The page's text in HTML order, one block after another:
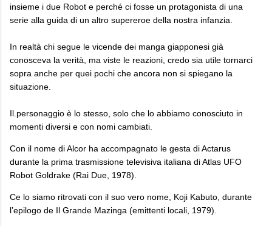
insieme i due Robot e perché ci fosse un protagonista di una
serie alla guida di un altro supereroe della nostra infanzia.
In realtà chi segue le vicende dei manga giapponesi già
conosceva la verità, ma viste le reazioni, credo sia utile tornarci
sopra anche per quei pochi che ancora non si spiegano la
situazione.
Il.personaggio è lo stesso, solo che lo abbiamo conosciuto in
momenti diversi e con nomi cambiati.
Con il nome di Alcor ha accompagnato le gesta di Actarus
durante la prima trasmissione televisiva italiana di Atlas UFO
Robot Goldrake (Rai Due, 1978).
Ce lo siamo ritrovati con il suo vero nome, Koji Kabuto, durante
l’epilogo de Il Grande Mazinga (emittenti locali, 1979).